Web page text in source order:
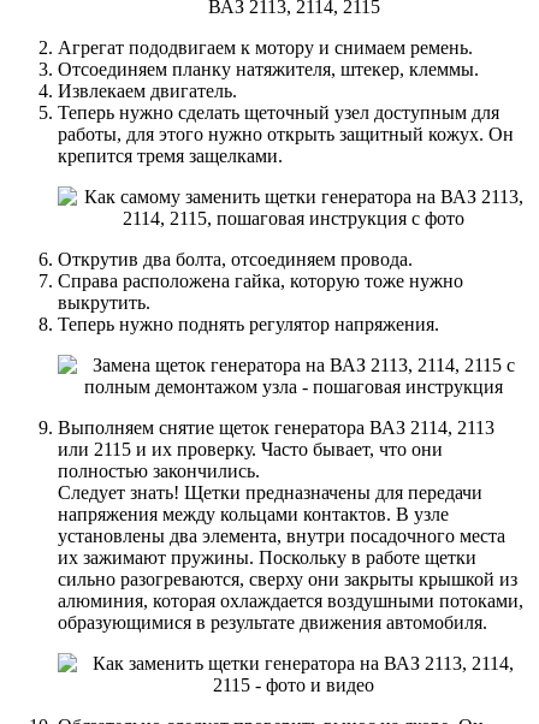
Агрегат пододвигаем к мотору и снимаем ремень.
Отсоединяем планку натяжителя, штекер, клеммы.
Извлекаем двигатель.
Теперь нужно сделать щеточный узел доступным для
работы, для этого нужно открыть защитный кожух. Он
крепится тремя защелками.
Открутив два болта, отсоединяем провода.
Справа расположена гайка, которую тоже нужно
выкрутить.
Теперь нужно поднять регулятор напряжения.
Выполняем снятие щеток генератора ВАЗ 2114, 2113
или 2115 и их проверку. Часто бывает, что они
полностью закончились.
Следует знать! Щетки предназначены для передачи
напряжения между кольцами контактов. В узле
установлены два элемента, внутри посадочного места
их зажимают пружины. Поскольку в работе щетки
сильно разогреваются, сверху они закрыты крышкой из
алюминия, которая охлаждается воздушными потоками,
образующимися в результате движения автомобиля.